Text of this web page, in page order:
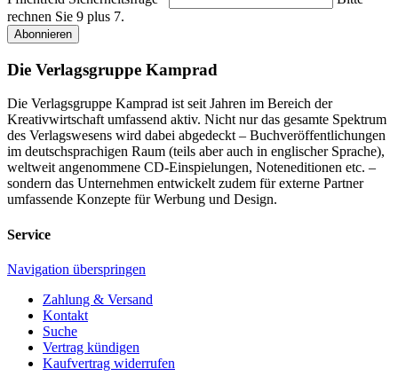
rechnen Sie 9 plus 7.
Abonnieren
Die Verlagsgruppe Kamprad
Die Verlagsgruppe Kamprad ist seit Jahren im Bereich der
Kreativwirtschaft umfassend aktiv. Nicht nur das gesamte Spektrum
des Verlagswesens wird dabei abgedeckt – Buchveröffentlichungen
im deutschsprachigen Raum (teils aber auch in englischer Sprache),
weltweit angenommene CD-Einspielungen, Noteneditionen etc. –
sondern das Unternehmen entwickelt zudem für externe Partner
umfassende Konzepte für Werbung und Design.
Service
Navigation überspringen
Zahlung & Versand
Kontakt
Suche
Vertrag kündigen
Kaufvertrag widerrufen